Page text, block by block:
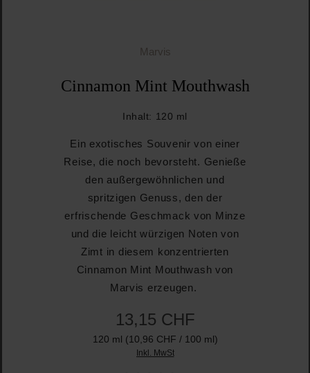
Marvis
Cinnamon Mint Mouthwash
Inhalt: 120 ml
Ein exotisches Souvenir von einer
Reise, die noch bevorsteht. Genieße
den außergewöhnlichen und
spritzigen Genuss, den der
erfrischende Geschmack von Minze
und die leicht würzigen Noten von
Zimt in diesem konzentrierten
Cinnamon Mint Mouthwash von
Marvis erzeugen.
13,15 CHF
120 ml (10,96 CHF / 100 ml)
Inkl. MwSt